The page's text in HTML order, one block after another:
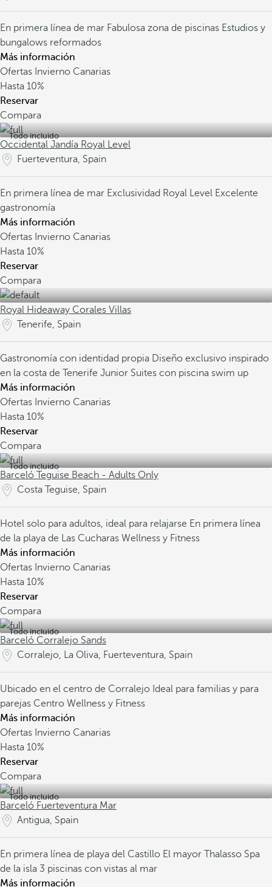
En primera línea de mar Fabulosa zona de piscinas Estudios y
bungalows reformados
Más información
Ofertas Invierno Canarias
Hasta 10%
Reservar
Compara
Todo incluido
Occidental Jandía Royal Level
Fuerteventura, Spain
En primera línea de mar Exclusividad Royal Level Excelente
gastronomía
Más información
Ofertas Invierno Canarias
Hasta 10%
Reservar
Compara
Royal Hideaway Corales Villas
Tenerife, Spain
Gastronomía con identidad propia Diseño exclusivo inspirado
en la costa de Tenerife Junior Suites con piscina swim up
Más información
Ofertas Invierno Canarias
Hasta 10%
Reservar
Compara
Todo incluido
Barceló Teguise Beach - Adults Only
Costa Teguise, Spain
Hotel solo para adultos, ideal para relajarse En primera línea
de la playa de Las Cucharas Wellness y Fitness
Más información
Ofertas Invierno Canarias
Hasta 10%
Reservar
Compara
Todo incluido
Barceló Corralejo Sands
Corralejo, La Oliva, Fuerteventura, Spain
Ubicado en el centro de Corralejo Ideal para familias y para
parejas Centro Wellness y Fitness
Más información
Ofertas Invierno Canarias
Hasta 10%
Reservar
Compara
Todo incluido
Barceló Fuerteventura Mar
Antigua, Spain
En primera línea de playa del Castillo El mayor Thalasso Spa
de la isla 3 piscinas con vistas al mar
Más información